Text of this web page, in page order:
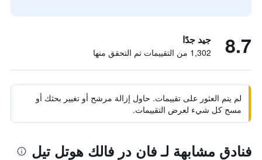
8.7 جيد جدًا
1,302 من التقييمات تم التحقق منها
لم يتم العثور على تقييمات. حاول إزالة مرشح أو تغيير بحثك أو
مسح كل شيء لعرض التقييمات.
فنادق مشابهة لـ فان در فالك هوتل تيل